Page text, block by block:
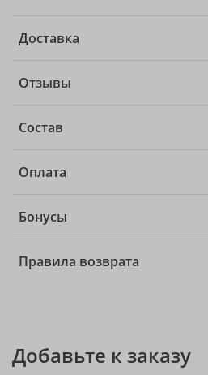
Доставка
Отзывы
Состав
Оплата
Бонусы
Правила возврата
Добавьте к заказу